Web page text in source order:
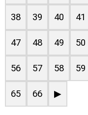
38 39 40 41
47 48 49 50
56 57 58 59
65 66 ▶